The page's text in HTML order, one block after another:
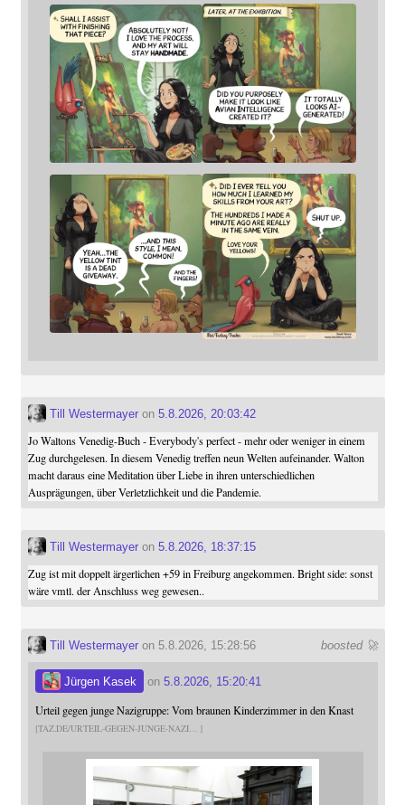
Till Westermayeron 5.8.2026, 20:03:42
Jo Waltons Venedig-Buch - Everybody's perfect - mehr oder weniger in einem
Zug durchgelesen. In diesem Venedig treffen neun Welten aufeinander. Walton
macht daraus eine Meditation über Liebe in ihren unterschiedlichen
Ausprägungen, über Verletzlichkeit und die Pandemie.
Till Westermayeron 5.8.2026, 18:37:15
Zug ist mit doppelt ärgerlichen +59 in Freiburg angekommen. Bright side: sonst
wäre vmtl. der Anschluss weg gewesen..
boosted 🚀
Till Westermayeron 5.8.2026, 15:28:56
Jürgen Kasek on 5.8.2026, 15:20:41
Urteil gegen junge Nazigruppe: Vom braunen Kinderzimmer in den Knast
TAZ.DE/URTEIL-GEGEN-JUNGE-NAZI